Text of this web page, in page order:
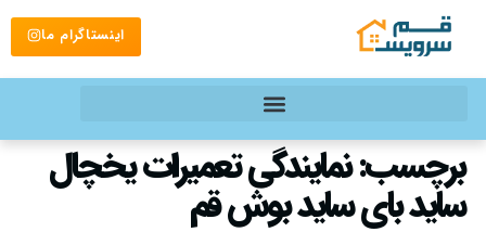
اینستاگرام ما
برچسب:نمایندگی تعمیرات یخچال
ساید بای ساید بوش قم